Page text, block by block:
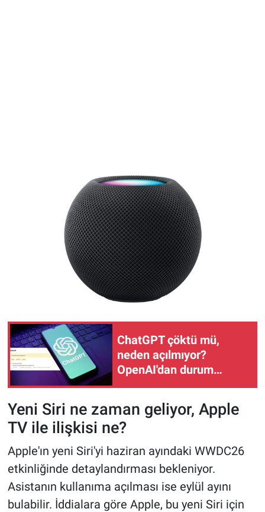
ChatGPT çöktü mü,
neden açılmıyor?
OpenAI'dan durum
Yeni Siri ne zaman geliyor, Apple
TV ile ilişkisi ne?
Apple'ın yeni Siri'yi haziran ayındaki WWDC26
etkinliğinde detaylandırması bekleniyor.
Asistanın kullanıma açılması ise eylül ayını
bulabilir. İddialara göre Apple, bu yeni Siri için